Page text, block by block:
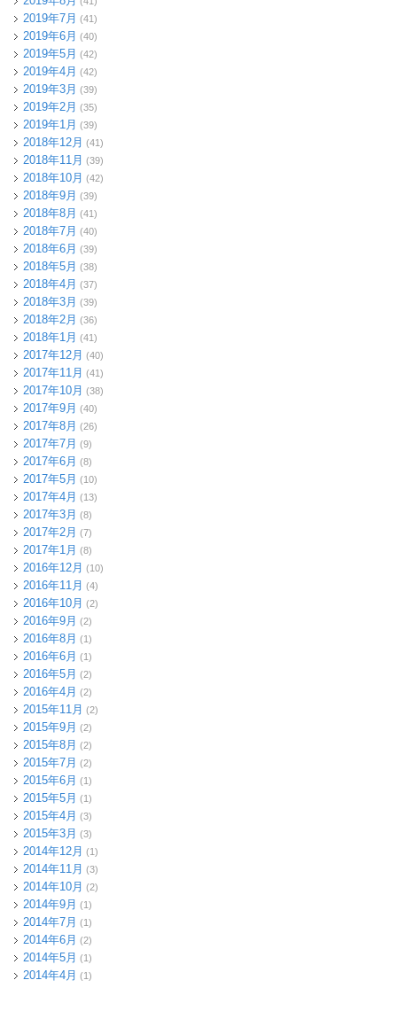
2019年7月 (41)
2019年6月 (40)
2019年5月 (42)
2019年4月 (42)
2019年3月 (39)
2019年2月 (35)
2019年1月 (39)
2018年12月 (41)
2018年11月 (39)
2018年10月 (42)
2018年9月 (39)
2018年8月 (41)
2018年7月 (40)
2018年6月 (39)
2018年5月 (38)
2018年4月 (37)
2018年3月 (39)
2018年2月 (36)
2018年1月 (41)
2017年12月 (40)
2017年11月 (41)
2017年10月 (38)
2017年9月 (40)
2017年8月 (26)
2017年7月 (9)
2017年6月 (8)
2017年5月 (10)
2017年4月 (13)
2017年3月 (8)
2017年2月 (7)
2017年1月 (8)
2016年12月 (10)
2016年11月 (4)
2016年10月 (2)
2016年9月 (2)
2016年8月 (1)
2016年6月 (1)
2016年5月 (2)
2016年4月 (2)
2015年11月 (2)
2015年9月 (2)
2015年8月 (2)
2015年7月 (2)
2015年6月 (1)
2015年5月 (1)
2015年4月 (3)
2015年3月 (3)
2014年12月 (1)
2014年11月 (3)
2014年10月 (2)
2014年9月 (1)
2014年7月 (1)
2014年6月 (2)
2014年5月 (1)
2014年4月 (1)